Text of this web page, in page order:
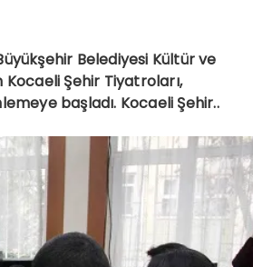
Belediyesi Kültür ve
Şehir Tiyatroları,
başladı. Kocaeli Şehir..